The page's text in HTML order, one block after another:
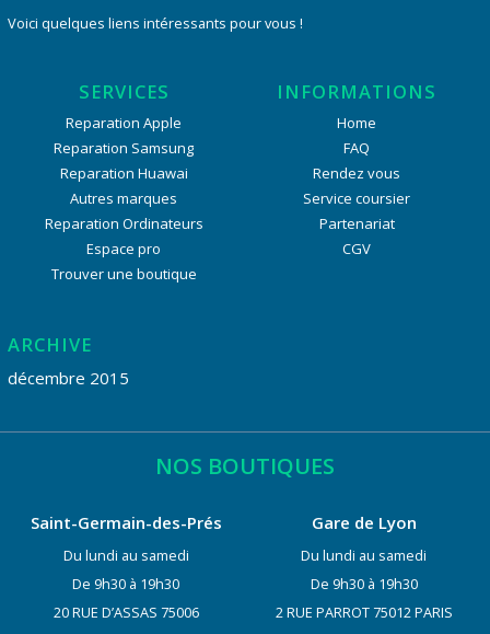
Voici quelques liens intéressants pour vous !
SERVICES
Reparation Apple
Reparation Samsung
Reparation Huawai
Autres marques
Reparation Ordinateurs
Espace pro
Trouver une boutique
INFORMATIONS
Home
FAQ
Rendez vous
Service coursier
Partenariat
CGV
ARCHIVE
décembre 2015
NOS BOUTIQUES
Saint-Germain-des-Prés
Du lundi au samedi
De 9h30 à 19h30
20 RUE D’ASSAS 75006
Gare de Lyon
Du lundi au samedi
De 9h30 à 19h30
2 RUE PARROT 75012 PARIS